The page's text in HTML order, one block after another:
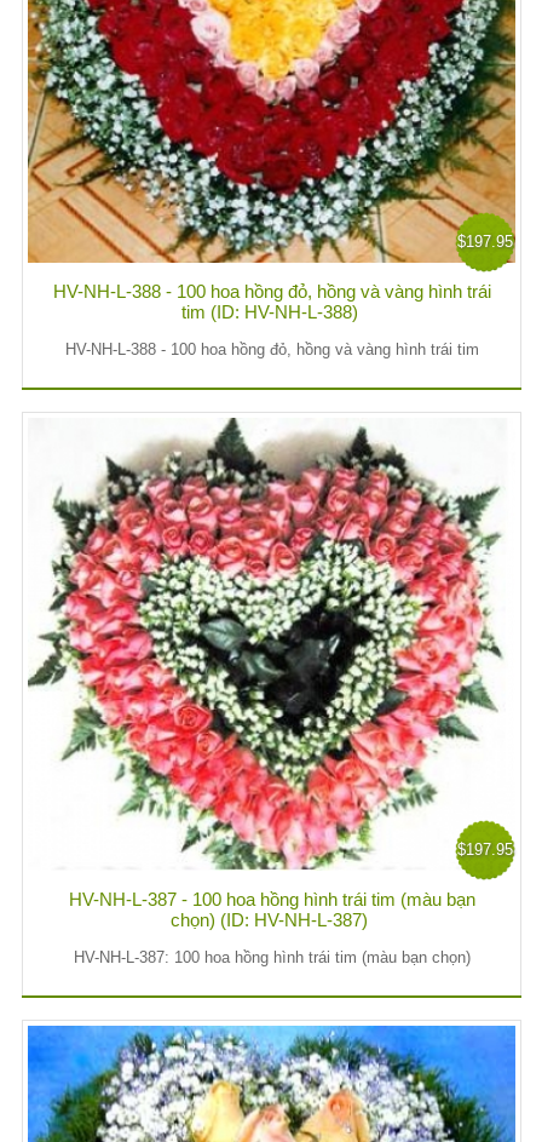
$197.95
HV-NH-L-388 - 100 hoa hồng đỏ, hồng và vàng hình trái
tim (ID: HV-NH-L-388)
HV-NH-L-388 - 100 hoa hồng đỏ, hồng và vàng hình trái tim
$197.95
HV-NH-L-387 - 100 hoa hồng hình trái tim (màu bạn
chọn) (ID: HV-NH-L-387)
HV-NH-L-387: 100 hoa hồng hình trái tim (màu bạn chọn)